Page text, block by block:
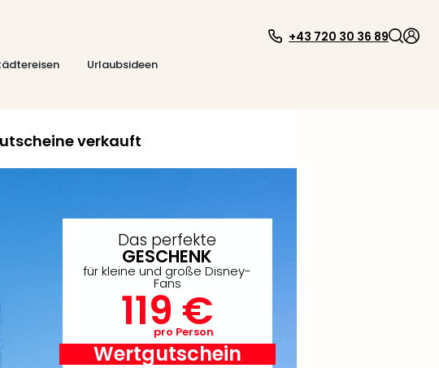
Urlaubsideen
+43 720 30 36 89
verkauft
Das perfekte
GESCHENK
für kleine und große Disney-
Fans
119 €
pro Person
Wertgutschein